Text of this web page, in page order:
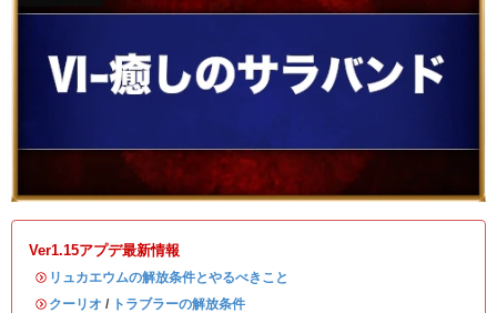
Ver1.15アプデ最新情報
・ リュカエウムの解放条件とやるべきこと
・ クーリオ / トラブラーの解放条件